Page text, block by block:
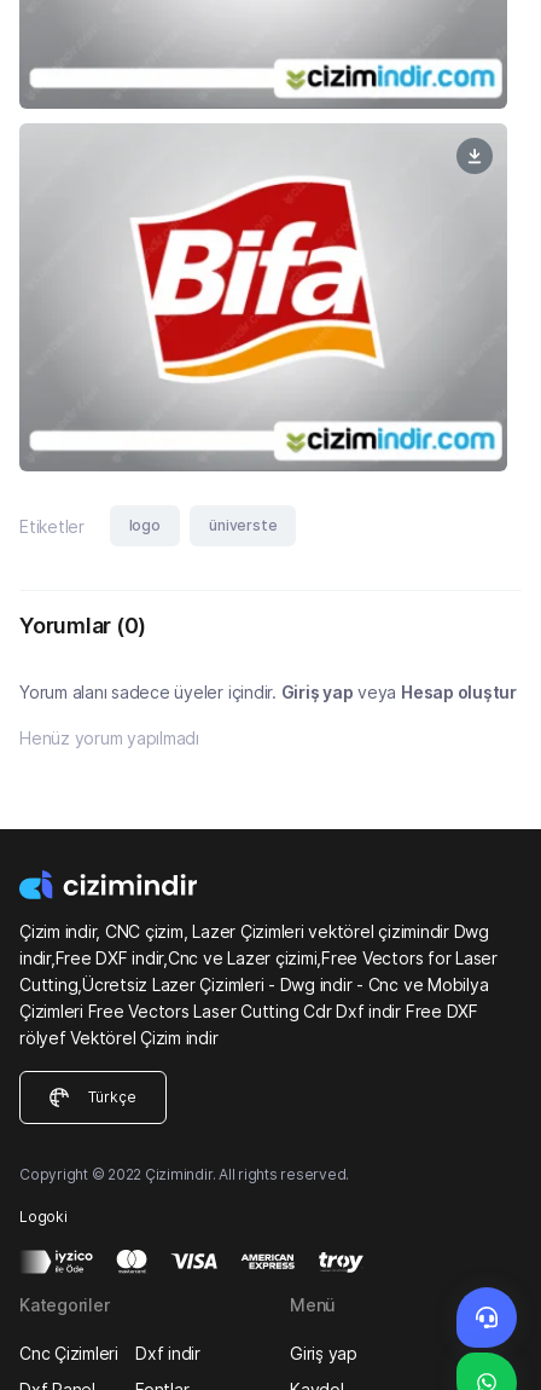
Etiketler logo üniverste
Yorumlar (0)
Yorum alanı sadece üyeler içindir. Giriş yap veya Hesap oluştur
Henüz yorum yapılmadı
Çizim indir, CNC çizim, Lazer Çizimleri vektörel çizimindir Dwg
indir,Free DXF indir,Cnc ve Lazer çizimi,Free Vectors for Laser
Cutting,Ücretsiz Lazer Çizimleri - Dwg indir - Cnc ve Mobilya
Çizimleri Free Vectors Laser Cutting Cdr Dxf indir Free DXF
rölyef Vektörel Çizim indir
Türkçe
Copyright © 2022 Çizimindir. All rights reserved.
Logoki
Kategoriler
Cnc Çizimleri
Dxf indir
Menü
Giriş yap